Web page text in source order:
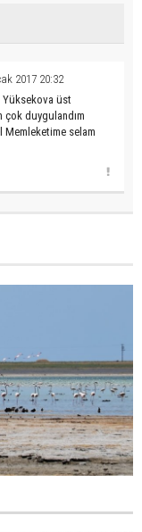
2017 20:32
Yüksekova üst
duygulandım
Memleketime selam